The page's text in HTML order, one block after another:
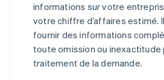
informations sur votre
votre chiffre d’affaires estimé.
fournir des informations
toute omission ou inexactitude
traitement de la demande.